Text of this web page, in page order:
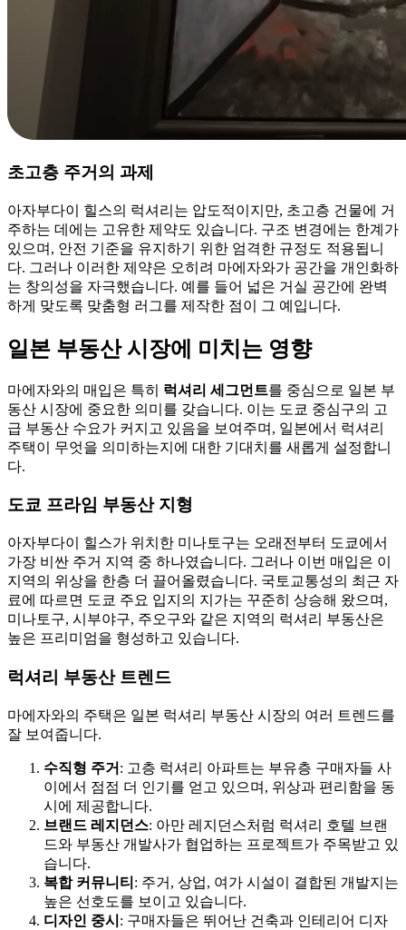
초고층 주거의 과제
아자부다이 힐스의 럭셔리는 압도적이지만, 초고층 건물에 거
주하는 데에는 고유한 제약도 있습니다. 구조 변경에는 한계가
있으며, 안전 기준을 유지하기 위한 엄격한 규정도 적용됩니
다. 그러나 이러한 제약은 오히려 마에자와가 공간을 개인화하
는 창의성을 자극했습니다. 예를 들어 넓은 거실 공간에 완벽
하게 맞도록 맞춤형 러그를 제작한 점이 그 예입니다.
일본 부동산 시장에 미치는 영향
마에자와의 매입은 특히 럭셔리 세그먼트를 중심으로 일본 부
동산 시장에 중요한 의미를 갖습니다. 이는 도쿄 중심구의 고
급 부동산 수요가 커지고 있음을 보여주며, 일본에서 럭셔리
주택이 무엇을 의미하는지에 대한 기대치를 새롭게 설정합니
다.
도쿄 프라임 부동산 지형
아자부다이 힐스가 위치한 미나토구는 오래전부터 도쿄에서
가장 비싼 주거 지역 중 하나였습니다. 그러나 이번 매입은 이
지역의 위상을 한층 더 끌어올렸습니다. 국토교통성의 최근 자
료에 따르면 도쿄 주요 입지의 지가는 꾸준히 상승해 왔으며,
미나토구, 시부야구, 주오구와 같은 지역의 럭셔리 부동산은
높은 프리미엄을 형성하고 있습니다.
럭셔리 부동산 트렌드
마에자와의 주택은 일본 럭셔리 부동산 시장의 여러 트렌드를
잘 보여줍니다.
수직형 주거 : 고층 럭셔리 아파트는 부유층 구매자들 사
이에서 점점 더 인기를 얻고 있으며, 위상과 편리함을 동
시에 제공합니다.
브랜드 레지던스: 아만 레지던스처럼 럭셔리 호텔 브랜
드와 부동산 개발사가 협업하는 프로젝트가 주목받고 있
습니다.
복합 커뮤니티 : 주거, 상업, 여가 시설이 결합된 개발지는
높은 선호도를 보이고 있습니다.
디자인 중시 : 구매자들은 뛰어난 건축과 인테리어 디자